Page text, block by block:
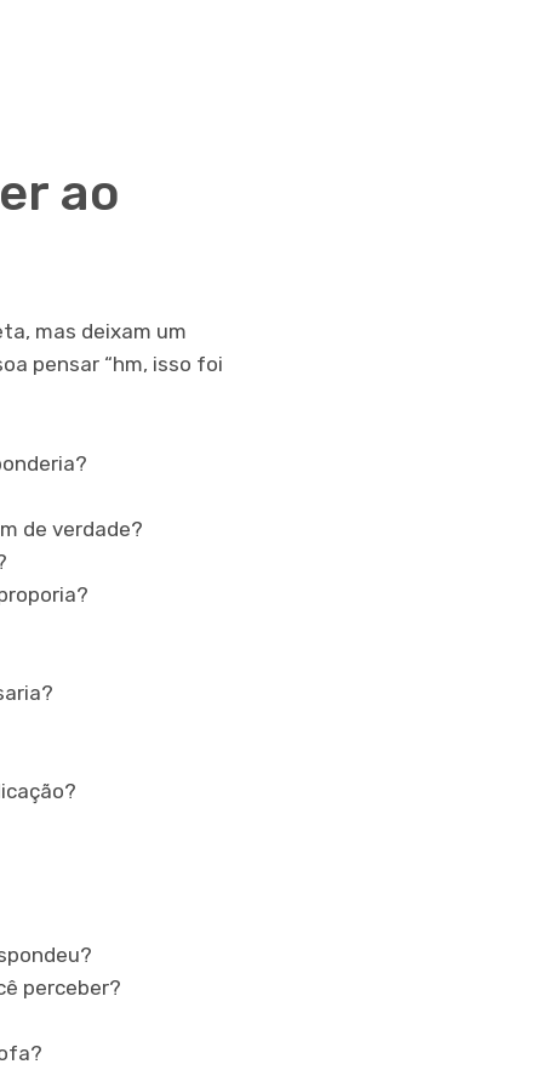
ao
mas deixam um
pensar “hm, isso foi
de verdade?
perceber?